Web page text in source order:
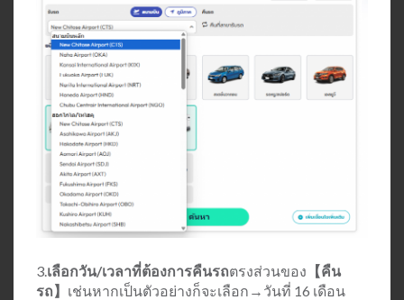
3. เลือกวัน/เวลาที่ต้องการคืนรถตรงส่วนของ 【คืน
รถ】 เช่นหากเป็นตัวอย่างก็จะเลือก→วันที่ 16 เดือน